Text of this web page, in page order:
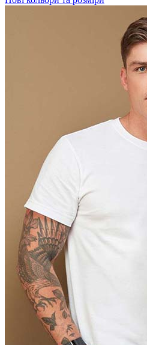
Kiwi Green (KIW)
Kelly Green (KEG)
Hunters Green (HGR)
Military Green (MIL)
Bottle Green (BOG)
Dark Chocolate (DCH)
Natural (NAT)
Blue Midnight Dip (BMD)
Light Grey Melange (LGM)